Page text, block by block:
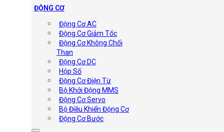
ĐỘNG CƠ
Động Cơ AC
Động Cơ Giảm Tốc
Động Cơ Không Chổi
Than
Động Cơ DC
Hộp Số
Động Cơ Điện Từ
Bộ Khởi Động MMS
Động Cơ Servo
Bộ Điều Khiển Động Cơ
Động Cơ Bước